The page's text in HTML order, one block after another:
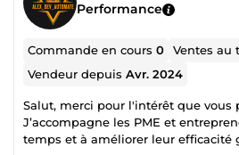
Performance
Commande en cours0 Ventes au
Vendeur depuisAvr. 2024
Salut, merci pour l'intérêt que vous
J’accompagne les PME et
temps et à améliorer leur efficacité